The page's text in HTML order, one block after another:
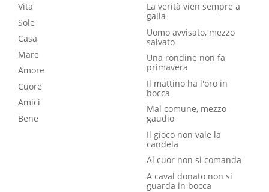
Vita
Sole
Casa
Mare
Amore
Cuore
Amici
Bene
La verità vien sempre a
galla
Uomo avvisato, mezzo
salvato
Una rondine non fa
primavera
Il mattino ha l'oro in
bocca
Mal comune, mezzo
gaudio
Il gioco non vale la
candela
Al cuor non si comanda
A caval donato non si
guarda in bocca